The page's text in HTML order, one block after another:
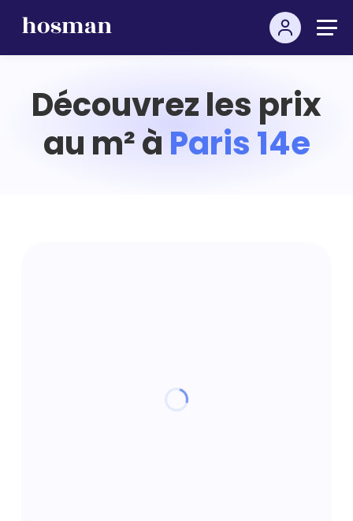
Découvrez les prix
au m² à Paris 14e